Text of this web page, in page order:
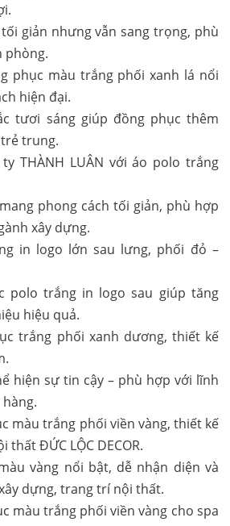
giản nhưng vẫn sang trọng, phù
phòng.
tươi sáng giúp đồng phục thêm
trung.
phong cách tối giản, phù hợp
xây dựng.
polo trắng in logo sau giúp tăng
hiệu quả.
hiện sự tin cậy – phù hợp với lĩnh
vàng nổi bật, dễ nhận diện và
dựng, trang trí nội thất.